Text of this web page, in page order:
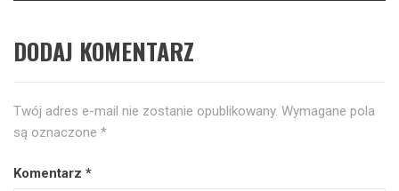
DODAJ KOMENTARZ
Twój adres e-mail nie zostanie opublikowany. Wymagane pola
są oznaczone *
Komentarz *